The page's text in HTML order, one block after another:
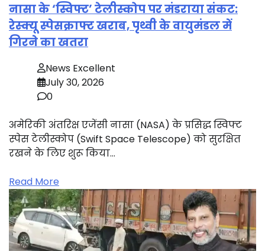
नासा के ‘स्विफ्ट’ टेलीस्कोप पर मंडराया संकट:
रेस्क्यू स्पेसक्राफ्ट खराब, पृथ्वी के वायुमंडल में
गिरने का खतरा
News Excellent
July 30, 2026
0
अमेरिकी अंतरिक्ष एजेंसी नासा (NASA) के प्रसिद्ध स्विफ्ट
स्पेस टेलीस्कोप (Swift Space Telescope) को सुरक्षित
रखने के लिए शुरू किया…
Read More